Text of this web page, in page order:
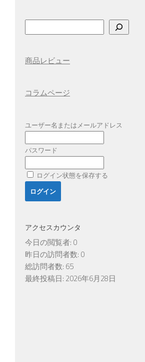
索
商品レビュー
コラムページ
ユーザー名またはメールアドレス
パスワード
ログイン状態を保存する
アクセスカウンタ
今日の閲覧者: 0
昨日の訪問者数: 0
総訪問者数: 65
最終投稿日: 2026年6月28日